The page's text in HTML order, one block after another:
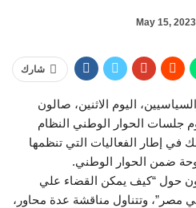
May 15, 2023
شارك
اليوم الاثنين، صالون
جلسات الحوار الوطني النظام
في إطار الفعاليات التي تنظمها
ضمن الحوار الوطني.
حول “كيف يمكن القضاء علي
مصر”، وتتناول مناقشة عدة محاور،